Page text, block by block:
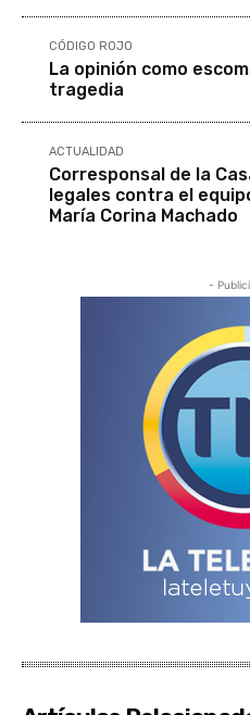
CÓDIGO ROJO
La opinión como
tragedia
ACTUALIDAD
Corresponsal de la
legales contra el
María Corina Machado
-